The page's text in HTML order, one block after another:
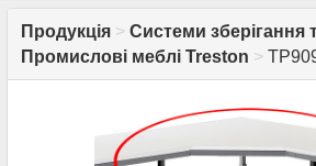
Продукція > Системи зберігання
Промислові меблі Treston >